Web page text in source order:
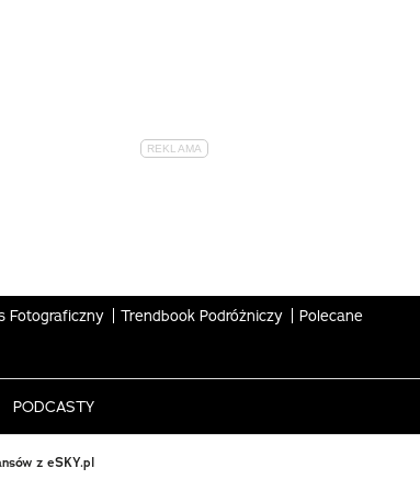
Fotograficzny Trendbook Podróżniczy Polecane
PODCASTY
z eSKY.pl